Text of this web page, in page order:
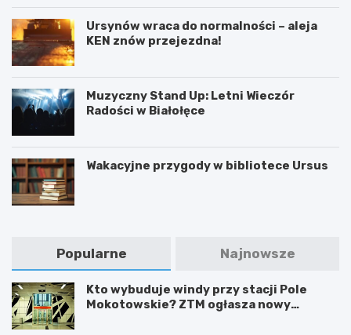
Ursynów wraca do normalności – aleja
KEN znów przejezdna!
Muzyczny Stand Up: Letni Wieczór
Radości w Białołęce
Wakacyjne przygody w bibliotece Ursus
Popularne Najnowsze
Kto wybuduje windy przy stacji Pole
Mokotowskie? ZTM ogłasza nowy